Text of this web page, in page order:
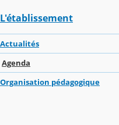
L'établissement
Actualités
Agenda
Organisation pédagogique